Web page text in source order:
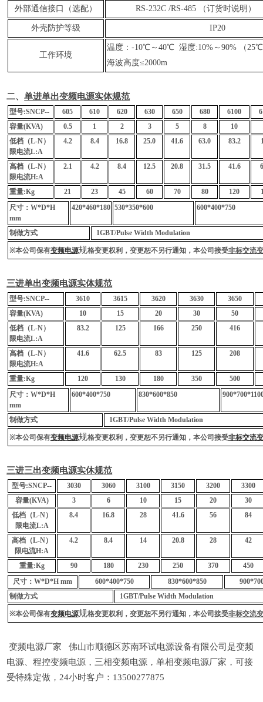
外部通信接口（选配） RS-232C /RS-485 （订货时说明）
外壳防护等级 IP20
工作环境
温度：-10℃～40℃ 湿度:10%～90% （
海波高度≤2000m
二、单进单出变频电源实体规范
型号:SNCP-- 605 610 620 630 650 680 6100
容量(KVA) 0.5 1 2 3 5 8 10
低档（L-N）
限电流L:A
4.2 8.4 16.8 25.0 41.6 63.0 83.2
高档（L-N）
限电流H:A
2.1 4.2 8.4 12.5 20.8 31.5 41.6
重量:Kg 21 23 45 60 70 80 120
尺寸： W*D*H
mm
420*460*180 530*350*600 600*400*750
制做方式 1GBT/Pulse Width Modulation
※本公司保有变频电源规格变更权利， 变更恕不另行通知，本公司接受非标交流
三进单出变频电源实体规范
型号:SNCP-- 3610 3615 3620 3630
3650
容量(KVA) 10 15 20 30
50
低档（L-N）
限电流L:A
83.2 125 166 250 416
高档（L-N）
限电流H:A
41.6 62.5 83 125 208
重量:Kg 120 130 180 350
500
尺寸： W*D*H
mm
600*400*750 830*600*850
制做方式 1GBT/Pulse Width Modulation
※本公司保有变频电源规格变更权利， 变更恕不另行通知，本公司接受非标交流
三进三出变频电源实休规范
型号:SNCP-- 3030 3060 3100 3150 3200
3300
容量(KVA) 3 6 10 15 20
30
低档（L-N）
限电流L:A
8.4 16.8 28 41.6 56 84
高档（L-N）
限电流H:A
4.2 8.4 14 20.8 28 42
重量:Kg 90 180 230 250 370
450
尺寸：W*D*H mm 600*400*750 830*600*850
制做方式
1GBT/Pulse Width Modulation
※本公司保有变频电源规格变更权利， 变更恕不另行通知，本公司接受非标交流
变频电源厂家 佛山市顺德区苏南环试电源设备有限公司是变频
电源、程控变频电源，三相变频电源，单相变频电源厂家，可接
受特殊定做，24小时客户：13500277875